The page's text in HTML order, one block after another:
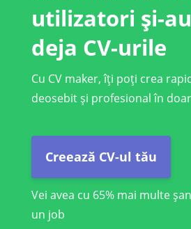
utilizatori și-
deja CV-urile
Cu CV maker, îți poți crea
deosebit și profesional în
Creează CV-ul tău
Vei avea cu 65% mai multe
un job